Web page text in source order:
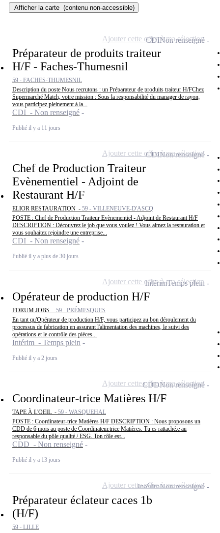
Afficher la carte (contenu non-accessible)
Préparateur de produits traiteur
H/F - Faches-Thumesnil
59 - FACHES-THUMESNIL
Description du poste Nous recrutons : un Préparateur de produits traiteur H/FChez
Supermarché Match, votre mission : Sous la responsabilité du manager de rayon,
vous participez pleinement à la...
CDI - Non renseigné
Publié il y a 11 jours
CDINon renseigné
Ajouter cette offre à ma sélection
Chef de Production Traiteur
Evènementiel - Adjoint de
Restaurant H/F
ELIOR RESTAURATION - 59 - VILLENEUVE-D'ASCQ
POSTE : Chef de Production Traiteur Evènementiel - Adjoint de Restaurant H/F
DESCRIPTION : Découvrez le job que vous voulez ! Vous aimez la restauration et
vous souhaitez rejoindre une entreprise...
CDI - Non renseigné
Publié il y a plus de 30 jours
CDINon renseigné
Ajouter cette offre à ma sélection
Opérateur de production H/F
FORUM JOBS - 59 - PRÉMESQUES
En tant qu'Opérateur de production H/F, vous participez au bon déroulement du
processus de fabrication en assurant l'alimentation des machines, le suivi des
opérations et le contrôle des pièces...
Intérim - Temps plein
Publié il y a 2 jours
IntérimTemps plein
Ajouter cette offre à ma sélection
Coordinateur-trice Matières H/F
TAPE À L'OEIL - 59 - WASQUEHAL
POSTE : Coordinateur-trice Matières H/F DESCRIPTION : Nous proposons un
CDD de 6 mois au poste de Coordinateur.trice Matières. Tu es rattaché.e au
responsable du pôle qualité / ESG. Ton rôle est...
CDD - Non renseigné
Publié il y a 13 jours
CDDNon renseigné
Ajouter cette offre à ma sélection
Préparateur éclateur caces 1b
(H/F)
59 - LILLE
IntérimNon renseigné
Ajouter cette offre à ma sélection